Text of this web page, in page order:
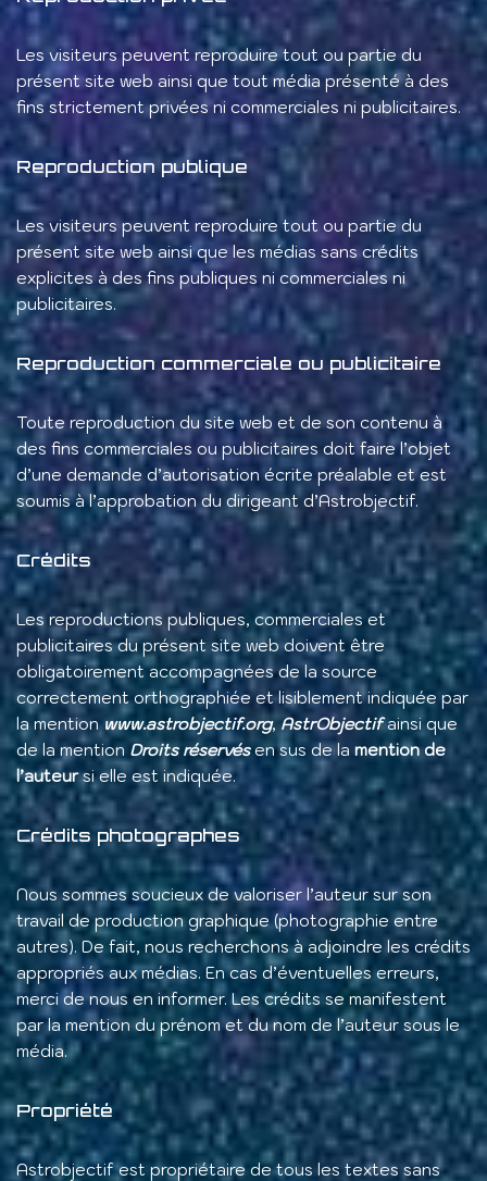
Les visiteurs peuvent reproduire tout ou partie du
présent site web ainsi que tout média présenté à des
fins strictement privées ni commerciales ni publicitaires.
Reproduction publique
Les visiteurs peuvent reproduire tout ou partie du
présent site web ainsi que les médias sans crédits
explicites à des fins publiques ni commerciales ni
publicitaires.
Reproduction commerciale ou publicitaire
Toute reproduction du site web et de son contenu à
des fins commerciales ou publicitaires doit faire l’objet
d’une demande d’autorisation écrite préalable et est
soumis à l’approbation du dirigeant d’Astrobjectif.
Crédits
Les reproductions publiques, commerciales et
publicitaires du présent site web doivent être
obligatoirement accompagnées de la source
correctement orthographiée et lisiblement indiquée par
la mentionwww.astrobjectif.org,AstrObjectifainsi que
de la mention Droits réservésen sus de la mention de
l’auteursi elle est indiquée.
Crédits photographes
Nous sommes soucieux de valoriser l’auteur sur son
travail de production graphique (photographie entre
autres). De fait, nous recherchons à adjoindre les crédits
appropriés aux médias. En cas d’éventuelles erreurs,
merci de nous en informer. Les crédits se manifestent
par la mention du prénom et du nom de l’auteur sous le
média.
Propriété
Astrobjectif est propriétaire de tous les textes sans